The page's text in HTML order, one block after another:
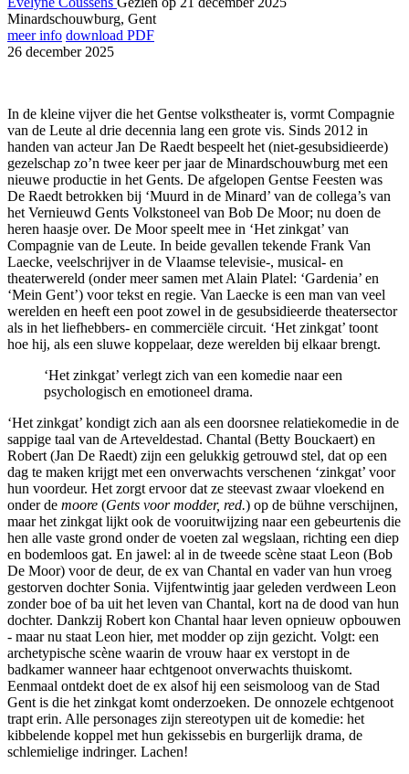
Minardschouwburg, Gent
meer info download PDF
26 december 2025
In de kleine vijver die het Gentse volkstheater is, vormt Compagnie
van de Leute al drie decennia lang een grote vis. Sinds 2012 in
handen van acteur Jan De Raedt bespeelt het (niet-gesubsidieerde)
gezelschap zo’n twee keer per jaar de Minardschouwburg met een
nieuwe productie in het Gents. De afgelopen Gentse Feesten was
De Raedt betrokken bij ‘Muurd in de Minard’ van de collega’s van
het Vernieuwd Gents Volkstoneel van Bob De Moor; nu doen de
heren haasje over. De Moor speelt mee in ‘Het zinkgat’ van
Compagnie van de Leute. In beide gevallen tekende Frank Van
Laecke, veelschrijver in de Vlaamse televisie-, musical- en
theaterwereld (onder meer samen met Alain Platel: ‘Gardenia’ en
‘Mein Gent’) voor tekst en regie. Van Laecke is een man van veel
werelden en heeft een poot zowel in de gesubsidieerde theatersector
als in het liefhebbers- en commerciële circuit. ‘Het zinkgat’ toont
hoe hij, als een sluwe koppelaar, deze werelden bij elkaar brengt.
‘Het zinkgat’ verlegt zich van een komedie naar een
psychologisch en emotioneel drama.
‘Het zinkgat’ kondigt zich aan als een doorsnee relatiekomedie in de
sappige taal van de Arteveldestad. Chantal (Betty Bouckaert) en
Robert (Jan De Raedt) zijn een gelukkig getrouwd stel, dat op een
dag te maken krijgt met een onverwachts verschenen ‘zinkgat’ voor
hun voordeur. Het zorgt ervoor dat ze steevast zwaar vloekend en
onder de moore (Gents voor modder, red.) op de bühne verschijnen,
maar het zinkgat lijkt ook de vooruitwijzing naar een gebeurtenis die
hen alle vaste grond onder de voeten zal wegslaan, richting een diep
en bodemloos gat. En jawel: al in de tweede scène staat Leon (Bob
De Moor) voor de deur, de ex van Chantal en vader van hun vroeg
gestorven dochter Sonia. Vijfentwintig jaar geleden verdween Leon
zonder boe of ba uit het leven van Chantal, kort na de dood van hun
dochter. Dankzij Robert kon Chantal haar leven opnieuw opbouwen
- maar nu staat Leon hier, met modder op zijn gezicht. Volgt: een
archetypische scène waarin de vrouw haar ex verstopt in de
badkamer wanneer haar echtgenoot onverwachts thuiskomt.
Eenmaal ontdekt doet de ex alsof hij een seismoloog van de Stad
Gent is die het zinkgat komt onderzoeken. De onnozele echtgenoot
trapt erin. Alle personages zijn stereotypen uit de komedie: het
kibbelende koppel met hun gekissebis en burgerlijk drama, de
schlemielige indringer. Lachen!